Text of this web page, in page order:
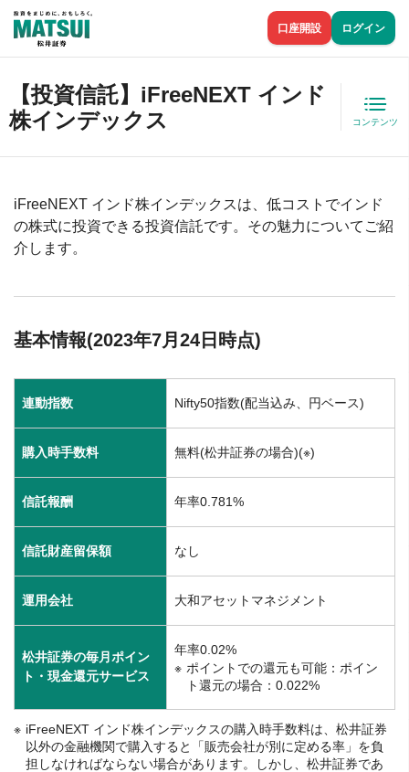
口座開設 ログイン
【投資信託】iFreeNEXT インド
株インデックス
コンテンツ
iFreeNEXT インド株インデックスは、低コストでインド
の株式に投資できる投資信託です。その魅力についてご紹
介します。
基本情報(2023年7月24日時点)
連動指数 Nifty50指数(配当込み、円ベース)
購入時手数料 無料(松井証券の場合)(※)
信託報酬 年率0.781%
信託財産留保額 なし
運用会社 大和アセットマネジメント
松井証券の毎月ポイン
ト・現金還元サービス
年率0.02%
ポイントでの還元も可能：ポイン
ト還元の場合：0.022%
iFreeNEXT インド株インデックスの購入時手数料は、松井証券
以外の金融機関で購入すると「販売会社が別に定める率」を負
担しなければならない場合があります。しかし、松井証券であ